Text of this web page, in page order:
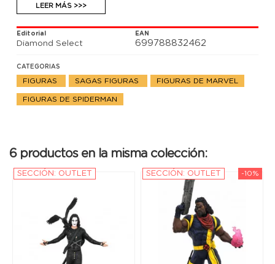
detalle y que mide unos 30.5 cm de alto. Se trata de
una edición limitada a 3000 unidades numeradas
individualmente y viene con certificado de
autenticidad.
LEER MÁS >>>
Editorial
Diamond Select
EAN
699788832462
CATEGORIAS
FIGURAS SAGAS FIGURAS FIGURAS DE MARVEL
FIGURAS DE SPIDERMAN
6 productos en la misma colección:
SECCIÓN: OUTLET -10%
SECCIÓN: OUTLET